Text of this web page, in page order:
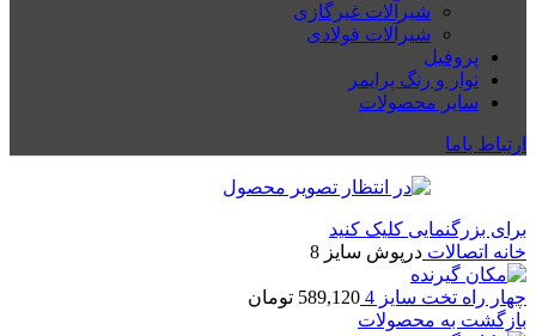
شیرآلات غیرگازی
شیرآلات فولادی
پروفیل
نوار و رنگ پرایمر
سایر محصولات
ارتباط باما
برای بزرگنمایی کلیک کنید
خانه اتصالات درپوش سایز 8
چهار راه تخت سایز 4 589,120 تومان
بازگشت به محصولات